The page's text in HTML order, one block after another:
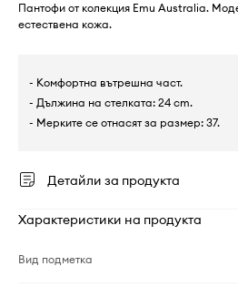
Пантофи от колекция Emu Australia.
естествена кожа.
- Комфортна вътрешна част.
- Дължина на стелката: 24 cm.
- Мерките се отнасят за размер: 37.
Детайли за продукта
Характеристики на продукта
Вид подметка